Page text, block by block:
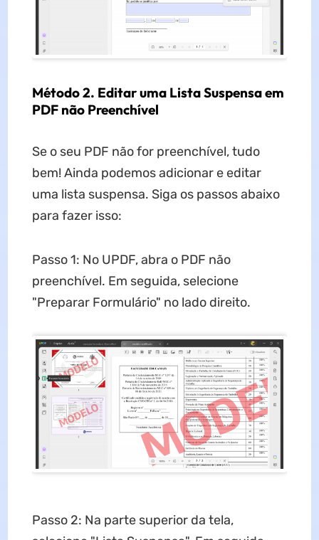
Método 2. Editar uma Lista Suspensa em
PDF não Preenchível
Se o seu PDF não for preenchível, tudo
bem! Ainda podemos adicionar e editar
uma lista suspensa. Siga os passos abaixo
para fazer isso:
Passo 1: No UPDF, abra o PDF não
preenchível. Em seguida, selecione
"Preparar Formulário" no lado direito.
Passo 2: Na parte superior da tela,